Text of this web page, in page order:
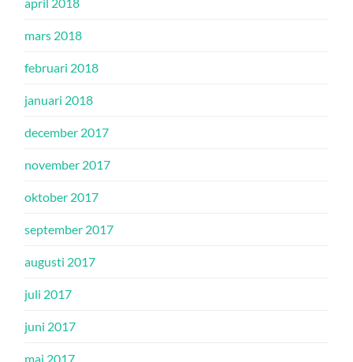
mars 2018
februari 2018
januari 2018
december 2017
november 2017
oktober 2017
september 2017
augusti 2017
juli 2017
juni 2017
maj 2017